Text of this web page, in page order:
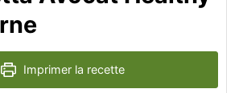
Imprimer la recette